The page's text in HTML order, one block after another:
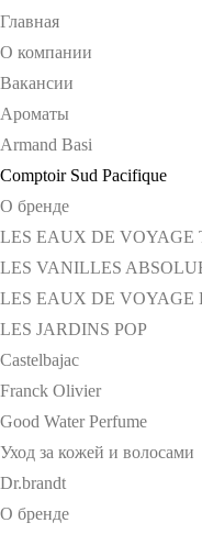
Главная
О компании
Вакансии
Ароматы
Armand Basi
Comptoir Sud Pacifique
О бренде
LES EAUX DE
LES VANILLES
LES EAUX DE
LES JARDINS POP
Castelbajac
Franck Olivier
Good Water Perfume
Уход за кожей и волосами
Dr.brandt
О бренде